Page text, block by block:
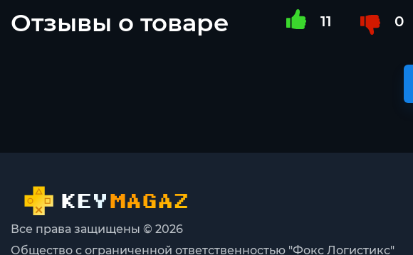
Отзывы о товаре 11 0
Все права защищены © 2026
Общество с ограниченной ответственностью "Фокс Логистикс"